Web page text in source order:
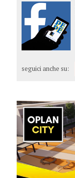
seguici anche su: